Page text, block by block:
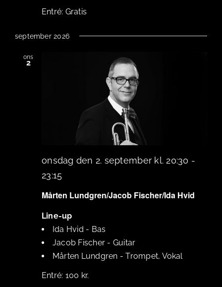
Gratis
september 2026
ons
2
onsdag den 2. september kl. 20:30 -
23:15
Mårten Lundgren/Jacob Fischer/Ida Hvid
Line-up
Ida Hvid - Bas
Jacob Fischer - Guitar
Mårten Lundgren -Trompet, Vokal
100 kr.